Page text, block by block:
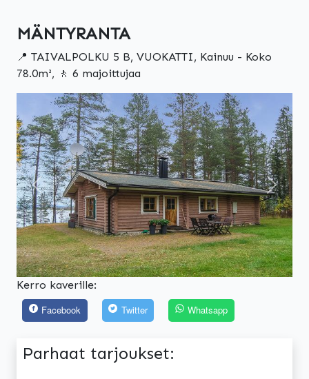
MÄNTYRANTA
📍 TAIVALPOLKU 5 B, VUOKATTI, Kainuu - Koko
78.0m², 🚶 6 majoittujaa
Edellinen
Kerro kaverille:
Facebook
Twitter Whatsapp
Parhaat tarjoukset: